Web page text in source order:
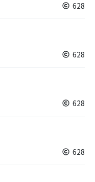
628
628
628
628